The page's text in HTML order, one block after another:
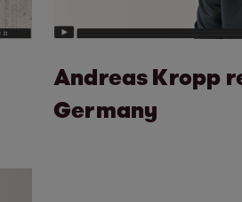
Andreas Kropp
Germany